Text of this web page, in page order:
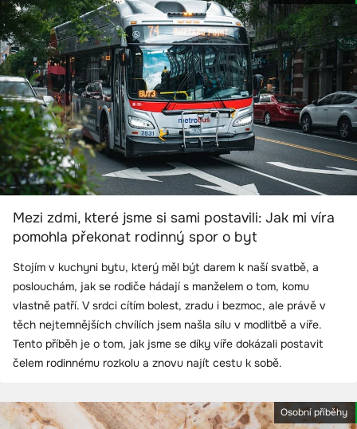
Mezi zdmi, které jsme si sami postavili: Jak mi víra
pomohla překonat rodinný spor o byt
Stojím v kuchyni bytu, který měl být darem k naší svatbě, a
poslouchám, jak se rodiče hádají s manželem o tom, komu
vlastně patří. V srdci cítím bolest, zradu i bezmoc, ale právě v
těch nejtemnějších chvílích jsem našla sílu v modlitbě a víře.
Tento příběh je o tom, jak jsme se díky víře dokázali postavit
čelem rodinnému rozkolu a znovu najít cestu k sobě.
Osobní příběhy